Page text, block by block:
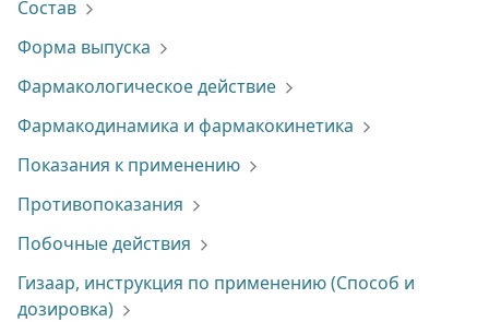
Состав
Форма выпуска
Фармакологическое действие
Фармакодинамика и фармакокинетика
Показания к применению
Противопоказания
Побочные действия
Гизаар, инструкция по применению (Способ и
дозировка)